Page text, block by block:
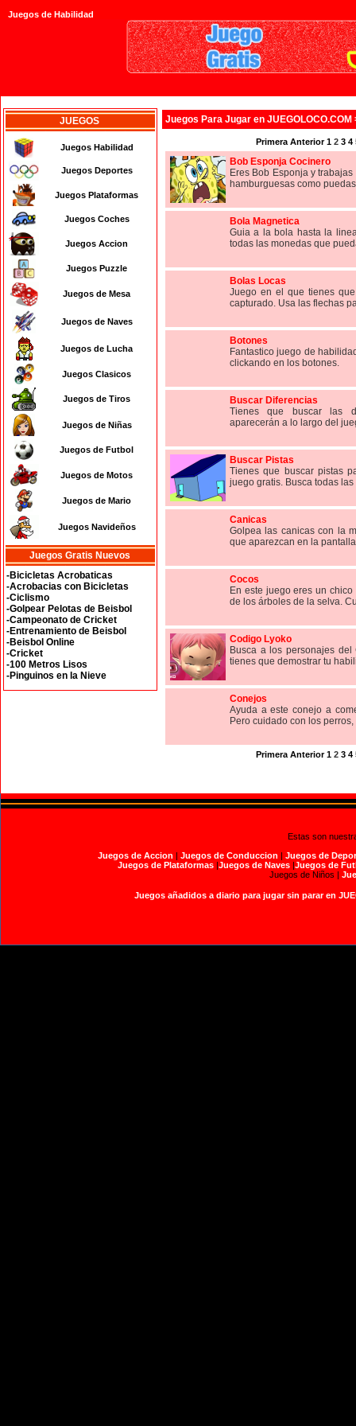
Juegos de Habilidad
JUEGOS
Juegos Habilidad
Juegos Deportes
Juegos Plataformas
Juegos Coches
Juegos Accion
Juegos Puzzle
Juegos de Mesa
Juegos de Naves
Juegos de Lucha
Juegos Clasicos
Juegos de Tiros
Juegos de Niñas
Juegos de Futbol
Juegos de Motos
Juegos de Mario
Juegos Navideños
Juegos Gratis Nuevos
-Bicicletas Acrobaticas
-Acrobacias con Bicicletas
-Ciclismo
-Golpear Pelotas de Beisbol
-Campeonato de Cricket
-Entrenamiento de Beisbol
-Beisbol Online
-Cricket
-100 Metros Lisos
-Pinguinos en la Nieve
Juegos Para Jugar en JUEGOLOCO.COM
Primera Anterior 1 2 3 4
Bob Esponja Cocinero
Eres Bob Esponja y
hamburguesas como
Bola Magnetica
Guia a la bola hasta la
todas las monedas que
Bolas Locas
Juego en el que tienes
capturado. Usa las flechas
Botones
Fantastico juego de
clickando en los botones.
Buscar Diferencias
Tienes que buscar las
aparecerán a lo largo del
Buscar Pistas
Tienes que buscar pistas
juego gratis. Busca todas
Canicas
Golpea las canicas con la
que aparezcan en la
Cocos
En este juego eres un
de los árboles de la selva.
Codigo Lyoko
Busca a los personajes
tienes que demostrar tu
Conejos
Ayuda a este conejo a
Pero cuidado con los
Primera Anterior 1 2 3 4
Estas son
Juegos de Accion | Juegos de Conduccion | Juegos de
Juegos de Plataformas|Juegos de Naves|Juegos de
Juegos de Niños |
Juegos añadidos a diario para jugar sin parar en